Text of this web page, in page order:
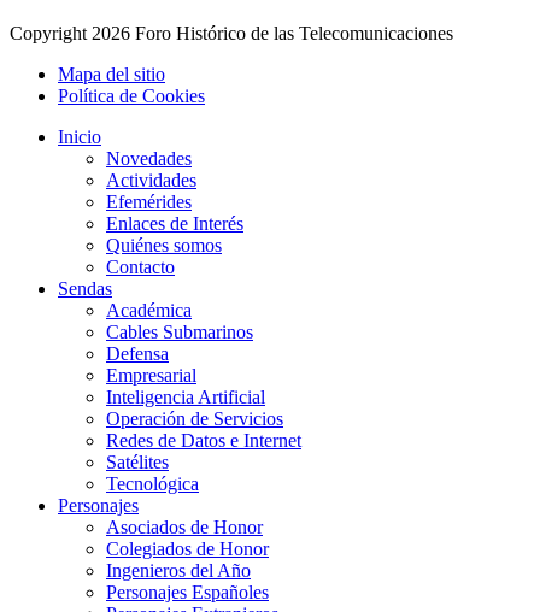
Copyright2026 Foro Histórico de las Telecomunicaciones
Mapa del sitio
Política de Cookies
Inicio
Novedades
Actividades
Efemérides
Enlaces de Interés
Quiénes somos
Contacto
Sendas
Académica
Cables Submarinos
Defensa
Empresarial
Inteligencia Artificial
Operación de Servicios
Redes de Datos e Internet
Satélites
Tecnológica
Personajes
Asociados de Honor
Colegiados de Honor
Ingenieros del Año
Personajes Españoles